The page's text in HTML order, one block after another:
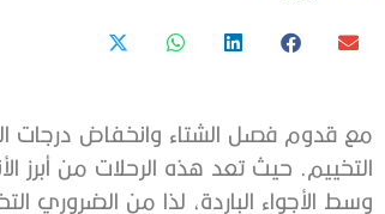
مع قدوم فصل الشتاء وانخفاض درجات
التخييم. حيث تعد هذه الرحلات من أبرز
وسط الأجواء الباردة، لذا من الضروري